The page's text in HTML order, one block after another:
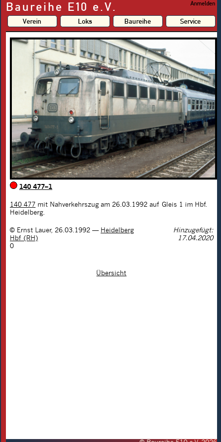
Baureihe E10 e.V. Anmelden
Verein Loks Baureihe Service
140 477–1
140 477 mit Nahverkehrszug am 26.03.1992 auf Gleis 1 im Hbf.
Heidelberg.
© Ernst Lauer, 26.03.1992 — Heidelberg
Hbf (RH)
Hinzugefügt:
17.04.2020
0
Übersicht